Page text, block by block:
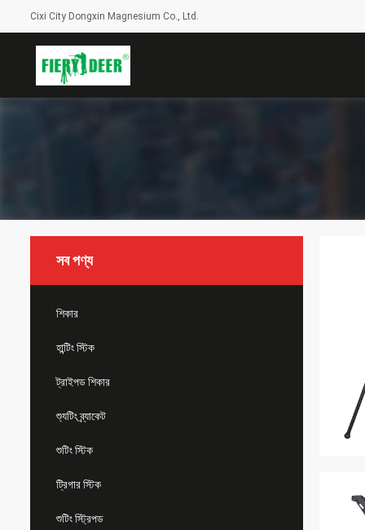
Cixi City Dongxin Magnesium Co., Ltd.
সব পণ্য
শিকার
হান্টিং স্টিক
ট্রাইপড শিকার
শ্যুটিং ব্র্যাকেট
শুটিং স্টিক
ট্রিগার স্টিক
শুটিং স্ট্রিপড